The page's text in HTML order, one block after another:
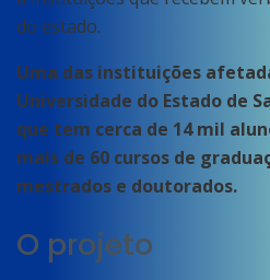
do estado.
Uma das instituições
Universidade do Estado de
que tem cerca de 14 mil
mais de 60 cursos de
mestrados e doutorados.
O projeto